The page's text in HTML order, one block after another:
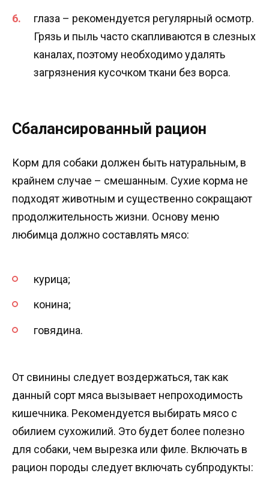
глаза – рекомендуется регулярный осмотр.
Грязь и пыль часто скапливаются в слезных
каналах, поэтому необходимо удалять
загрязнения кусочком ткани без ворса.
Сбалансированный рацион
Корм для собаки должен быть натуральным, в
крайнем случае – смешанным. Сухие корма не
подходят животным и существенно сокращают
продолжительность жизни. Основу меню
любимца должно составлять мясо:
курица;
конина;
говядина.
От свинины следует воздержаться, так как
данный сорт мяса вызывает непроходимость
кишечника. Рекомендуется выбирать мясо с
обилием сухожилий. Это будет более полезно
для собаки, чем вырезка или филе. Включать в
рацион породы следует включать субпродукты: